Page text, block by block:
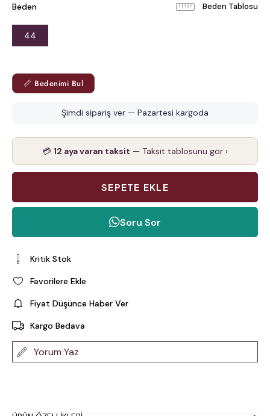
Beden Beden Tablosu
44
📏 Bedenimi Bul
Şimdi sipariş ver — Pazartesi kargoda
💳 12 aya varan taksit — Taksit tablosunu gör ›
Soru Sor
Kritik Stok
Favorilere Ekle
Fiyat Düşünce Haber Ver
Kargo Bedava
Yorum Yaz